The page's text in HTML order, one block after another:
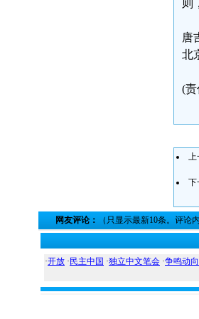
则
唐
北
(
上
下
网友评论： （只显示最新10条。评
·开放 · 民主中国 ·独立中文笔会 ·争鸣动向